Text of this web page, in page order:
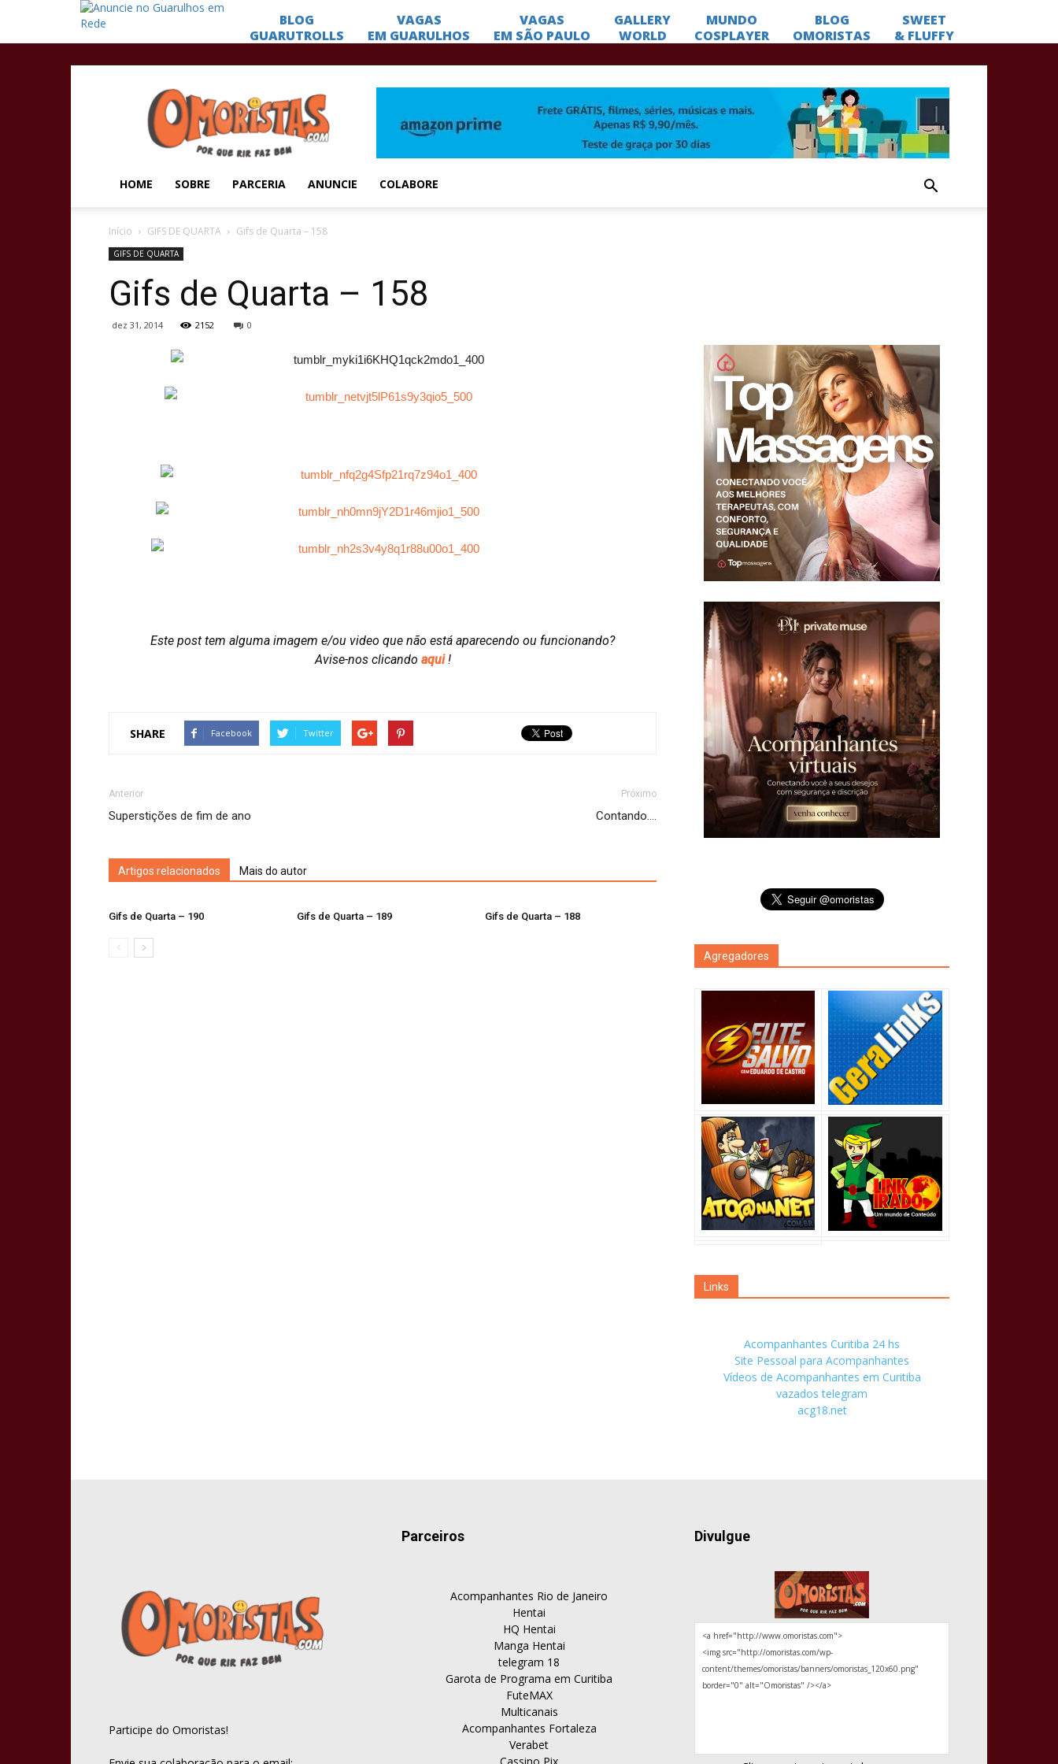
Omoristas
HOME SOBRE PARCERIA ANUNCIE COLABORE
Início GIFS DE QUARTA Gifs de Quarta – 158
GIFS DE QUARTA
Gifs de Quarta – 158
dez 31, 2014 2152 0
Este post tem alguma imagem e/ou video que não está aparecendo ou funcionando?
Avise-nos clicando aqui!
SHARE Facebook Twitter
Anterior
Superstições de fim de ano
Próximo
Contando….
Artigos relacionados Mais do autor
Gifs de Quarta – 190 Gifs de Quarta – 189 Gifs de Quarta – 188
Agregadores
Links
Acompanhantes Curitiba 24 hs
Site Pessoal para Acompanhantes
Vídeos de Acompanhantes em Curitiba
vazados telegram
acg18.net
Participe do Omoristas!
Parceiros
Acompanhantes Rio de Janeiro
Hentai
HQ Hentai
Manga Hentai
telegram 18
Garota de Programa em Curitiba
FuteMAX
Multicanais
Acompanhantes Fortaleza
Verabet
Divulgue